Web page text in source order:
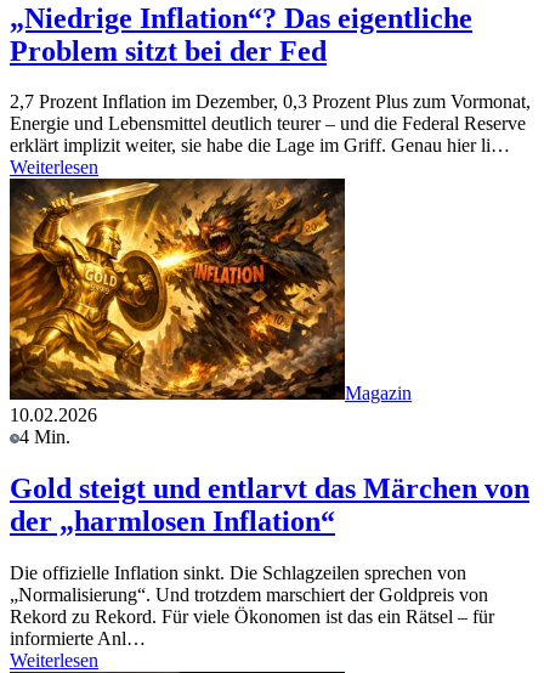
„Niedrige Inflation“? Das eigentliche
Problem sitzt bei der Fed
2,7 Prozent Inflation im Dezember, 0,3 Prozent Plus zum Vormonat,
Energie und Lebensmittel deutlich teurer – und die Federal Reserve
erklärt implizit weiter, sie habe die Lage im Griff. Genau hier li…
Weiterlesen
Magazin
10.02.2026
4 Min.
Gold steigt und entlarvt das Märchen von
der „harmlosen Inflation“
Die offizielle Inflation sinkt. Die Schlagzeilen sprechen von
„Normalisierung“. Und trotzdem marschiert der Goldpreis von
Rekord zu Rekord. Für viele Ökonomen ist das ein Rätsel – für
informierte Anl…
Weiterlesen